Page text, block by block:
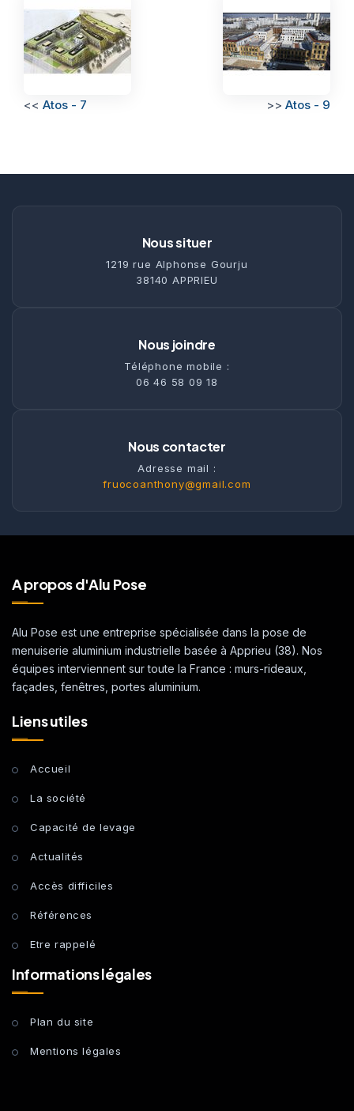
<< Atos - 7 >> Atos - 9
Nous situer
1219 rue Alphonse Gourju
38140 APPRIEU
Nous joindre
Téléphone mobile :
06 46 58 09 18
Nous contacter
Adresse mail :
fruocoanthony@gmail.com
A propos d'Alu Pose
Alu Pose est une entreprise spécialisée dans la pose de
menuiserie aluminium industrielle basée à Apprieu (38). Nos
équipes interviennent sur toute la France : murs-rideaux,
façades, fenêtres, portes aluminium.
Liens utiles
Accueil
La société
Capacité de levage
Actualités
Accès difficiles
Références
Etre rappelé
Informations légales
Plan du site
Mentions légales